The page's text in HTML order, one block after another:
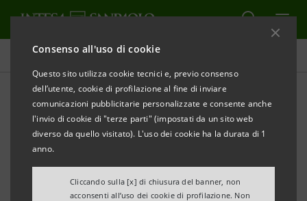
Consenso all'uso di cookie
Questo sito utilizza cookie tecnici e, previo consenso
dell’utente, cookie di profilazione al fine di inviare
comunicazioni pubblicitarie personalizzate e consente anche
l'invio di cookie di "terze parti" (impostati da un sito web
diverso da quello visitato). L'uso dei cookie ha la durata di 1
anno.
Cliccando sulla [x] di chiusura del banner, non
acconsenti all’uso dei cookie di profilazione. Non
Tutte le news
Gucci: primo accordo per la
transizione sostenibile della
filiera